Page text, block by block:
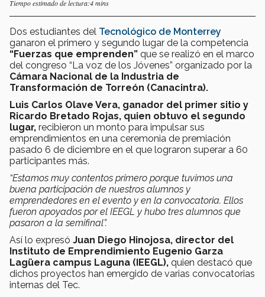
Tiempo estimado de lectura:4 mins
Dos estudiantes del Tecnológico de Monterrey
ganaron el primero y segundo lugar de la competencia
“Fuerzas que emprenden” que se realizó en el marco
del congreso “La voz de los Jóvenes” organizado por la
Cámara Nacional de la Industria de
Transformación de Torreón (Canacintra).
Luis Carlos Olave Vera, ganador del primer sitio y
Ricardo Bretado Rojas, quien obtuvo el segundo
lugar, recibieron un monto para impulsar sus
emprendimientos en una ceremonia de premiación
pasado 6 de diciembre en el que lograron superar a 60
participantes más.
“Estamos muy contentos primero porque tuvimos una
buena participación de nuestros alumnos y
emprendedores en el evento y en la convocatoria. Ellos
fueron apoyados por el IEEGL y hubo tres alumnos que
pasaron a la semifinal”.
Así lo expresó Juan Diego Hinojosa, director del
Instituto de Emprendimiento Eugenio Garza
Lagüera campus Laguna (IEEGL), quien destacó que
dichos proyectos han emergido de varias convocatorias
internas del Tec.